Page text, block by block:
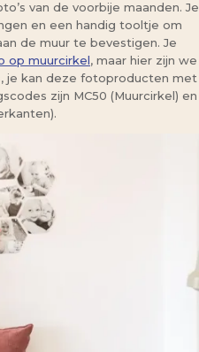
van de voorbije maanden. Je
en een handig tooltje om
de muur te bevestigen. Je
op muurcirkel, maar hier zijn we
je kan deze fotoproducten met
zijn MC50 (Muurcirkel) en